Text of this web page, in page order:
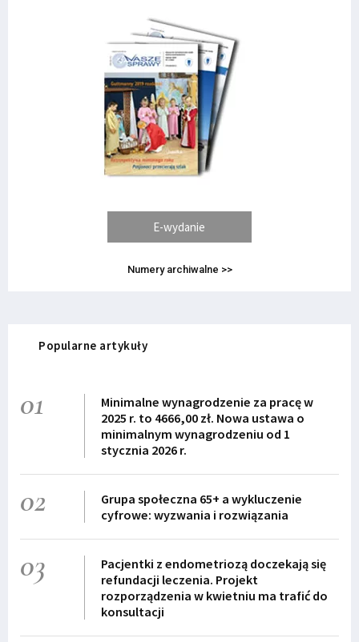
E-wydanie
Numery archiwalne >>
Popularne artykuły
01
Minimalne wynagrodzenie za pracę w
2025 r. to 4666,00 zł. Nowa ustawa o
minimalnym wynagrodzeniu od 1
stycznia 2026 r.
02
Grupa społeczna 65+ a wykluczenie
cyfrowe: wyzwania i rozwiązania
03
Pacjentki z endometriozą doczekają się
refundacji leczenia. Projekt
rozporządzenia w kwietniu ma trafić do
konsultacji